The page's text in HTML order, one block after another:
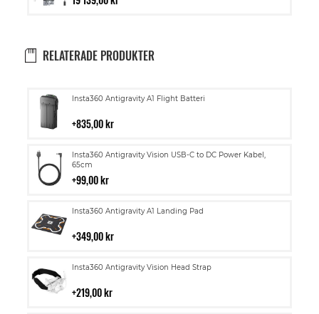
RELATERADE PRODUKTER
Insta360 Antigravity A1 Flight Batteri
835,00 kr
Lägg
i
Insta360 Antigravity Vision USB-C to DC Power Kabel,
65cm
99,00 kr
Lägg
till
i
Insta360 Antigravity A1 Landing Pad
349,00 kr
Lägg
i
Insta360 Antigravity Vision Head Strap
219,00 kr
Lägg
i